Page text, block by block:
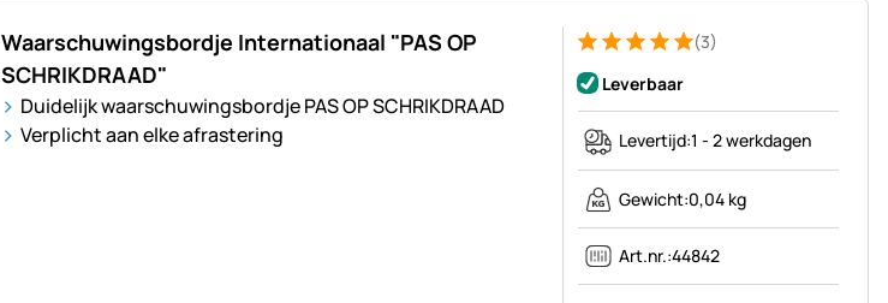
Waarschuwingsbordje Internationaal "PAS OP
SCHRIKDRAAD"
Duidelijk waarschuwingsbordje PAS OP SCHRIKDRAAD
Verplicht aan elke afrastering
Beoordeling: 5 van 5 (3 beoordelingen)
3 Bewertungen (3)
Leverbaar
Levertijd:1 - 2 werkdagen
Gewicht:0,04 kg
Art.nr.:44842